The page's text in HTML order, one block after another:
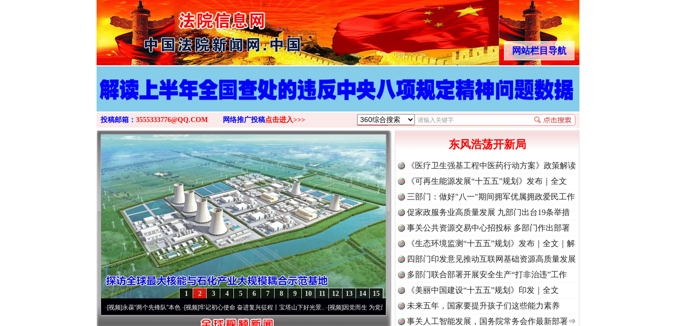
>
网站栏目导航
投稿邮箱： 3555333776@QQ.COM 网络推广投稿点击进入>>>
15
14
13
12
11
10
9
8
7
6
5
4
3
2
1
永葆“两个先锋队”本色·[视频]牢记初心使命 奋进复兴征程丨宝塔山下好光景..·[视频]因党而生 为党而战——百年“纪”事⑧加强纪律..·[视频]牢记初心使命 奋进复兴征程丨“转折之城”激荡..
东风浩荡开新局
《医疗卫生强基工程中医药行动方案》政策解读
《可再生能源发展“十五五”规划》发布｜全文
三部门：做好"八一"期间拥军优属拥政爱民工作
促家政服务业高质量发展 九部门出台19条举措
事关公共资源交易中心招投标 多部门作出部署
《生态环境监测“十五五”规划》发布｜全文｜解
读
四部门印发意见推动互联网基础资源高质量发展
多部门联合部署开展安全生产“打非治违”工作
《美丽中国建设“十五五”规划》印发｜全文
未来五年，国家要提升孩子们这些能力素养
事关人工智能发展，国务院常务会作最新部署⇒